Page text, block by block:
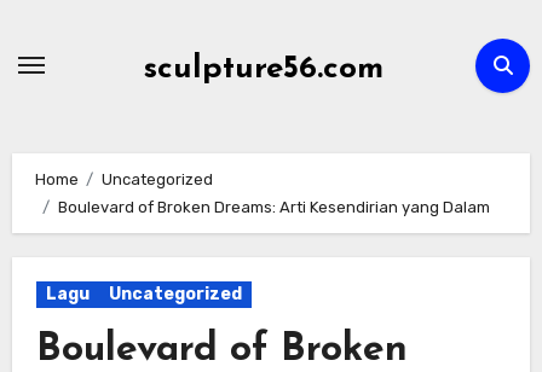
sculpture56.com
Home
Uncategorized
Boulevard of Broken Dreams: Arti Kesendirian yang Dalam
Lagu Uncategorized
Boulevard of Broken